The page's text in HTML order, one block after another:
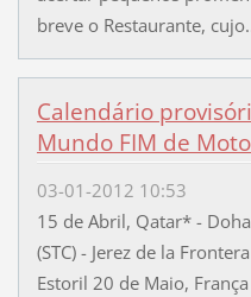
breve o Restaurante,
Calendário
Mundo FIM de
03-01-2012 10:53
15 de Abril, Qatar* -
(STC) - Jerez de la
Estoril 20 de Maio,